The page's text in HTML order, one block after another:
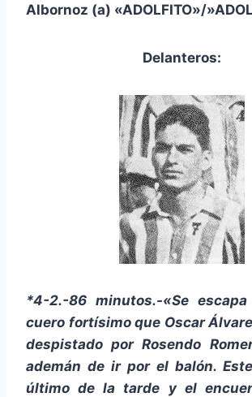
Albornoz (a) «ADOLFITO»/
Delanteros:
*4-2.-86 minutos.-«Se
cuero fortísimo que Oscar
despistado por Rosendo
ademán de ir por el balón.
último de la tarde y el